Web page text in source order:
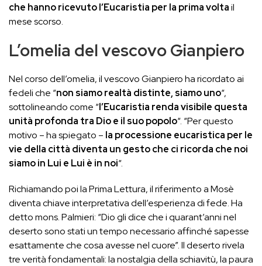
che hanno ricevuto l’Eucaristia per la prima voltail
mese scorso.
L’omelia del vescovo Gianpiero
Nel corso dell’omelia, il vescovo Gianpiero ha ricordato ai
fedeli che “non siamo realtà distinte, siamo uno“,
sottolineando come “l’Eucaristia renda visibile questa
unità profonda tra Dio e il suo popolo“. “Per questo
motivo – ha spiegato – la processione eucaristica per le
vie della città diventa un gesto che ci ricorda che noi
siamo in Lui e Lui è in noi“.
Richiamando poi la Prima Lettura, il riferimento a Mosè
diventa chiave interpretativa dell’esperienza di fede. Ha
detto mons. Palmieri: “Dio gli dice che i quarant’anni nel
deserto sono stati un tempo necessario affinché sapesse
esattamente che cosa avesse nel cuore”. Il deserto rivela
tre verità fondamentali: la nostalgia della schiavitù, la paura